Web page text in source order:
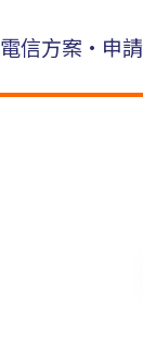
電信方案•申請